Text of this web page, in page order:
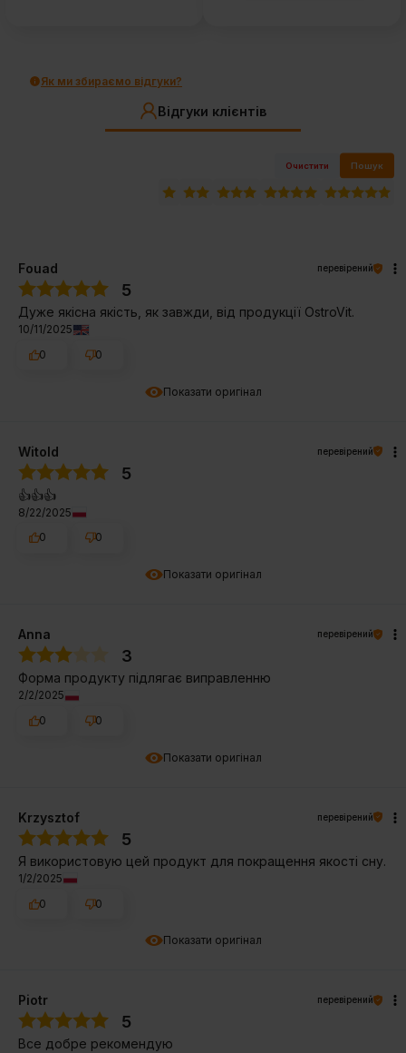
Як ми збираємо відгуки?
Відгуки клієнтів
Очистити Пошук
Показати оригінал
Fouad перевірений
5
Дуже якісна якість, як завжди, від продукції OstroVit.
10/11/2025
0
0
Показати оригінал
Witold перевірений
5
👍️👍️👍️
8/22/2025
0
0
Показати оригінал
Anna перевірений
3
Форма продукту підлягає виправленню
2/2/2025
0
0
Показати оригінал
Krzysztof перевірений
5
Я використовую цей продукт для покращення якості сну.
1/2/2025
0
0
Piotr перевірений
5
Все добре рекомендую